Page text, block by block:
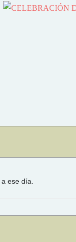
ese día.